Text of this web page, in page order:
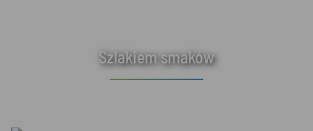
Szlakiem smaków